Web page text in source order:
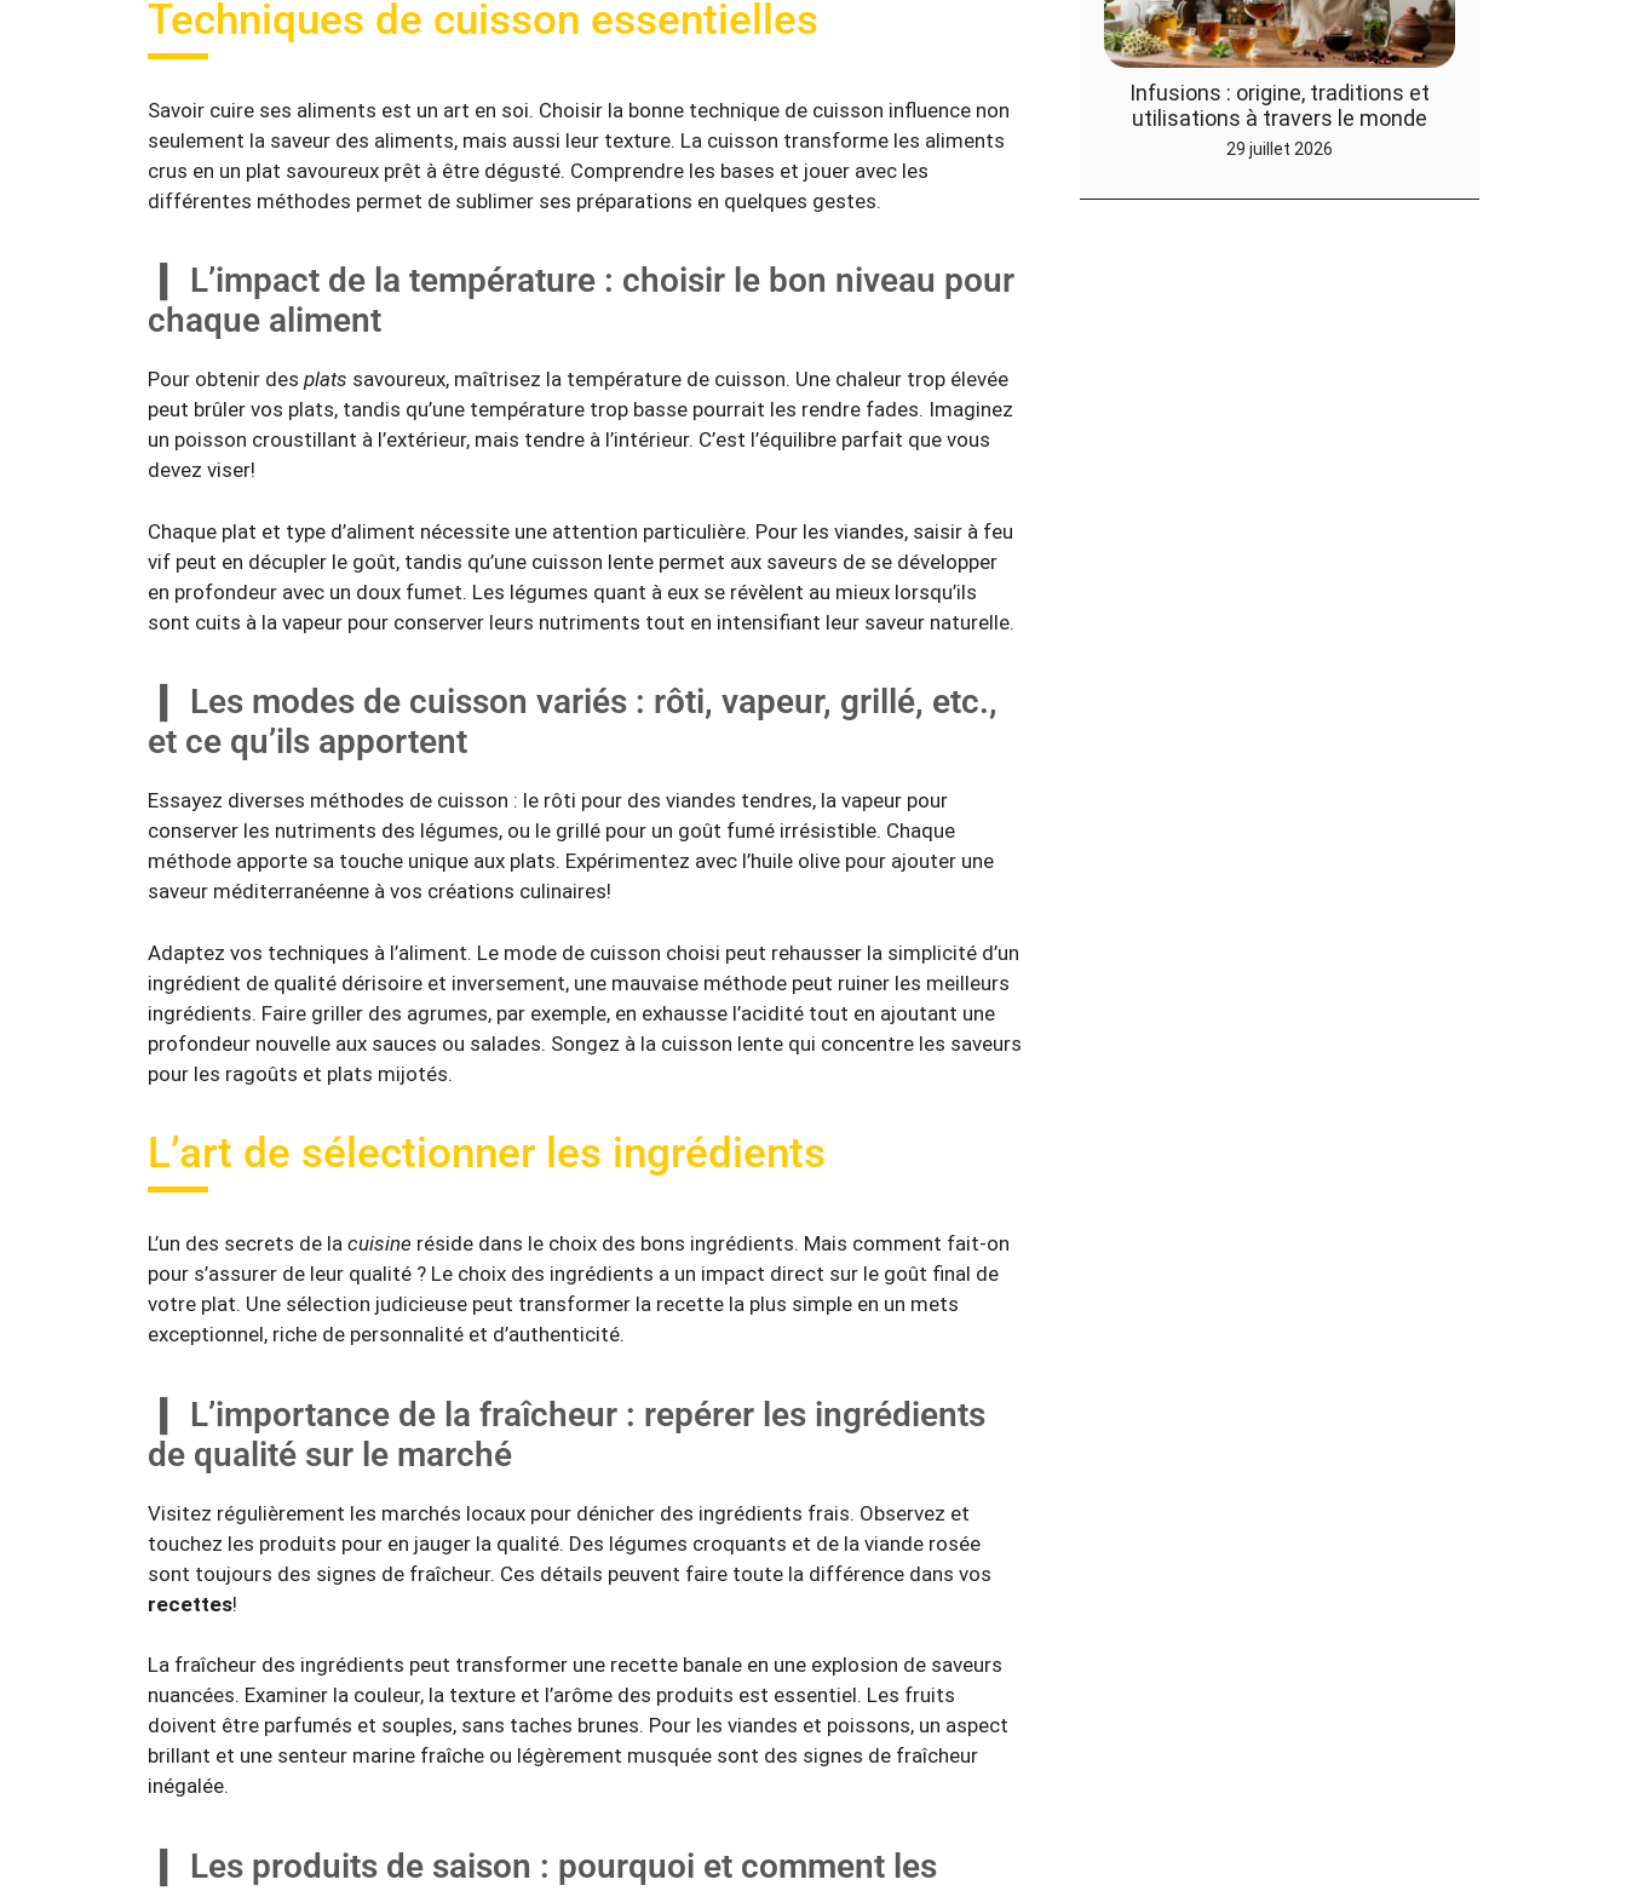
Techniques de cuisson essentielles
Savoir cuire ses aliments est un art en soi. Choisir la bonne technique de cuisson influence non
seulement la saveur des aliments, mais aussi leur texture. La cuisson transforme les aliments
crus en un plat savoureux prêt à être dégusté. Comprendre les bases et jouer avec les
différentes méthodes permet de sublimer ses préparations en quelques gestes.
L’impact de la température : choisir le bon niveau pour
chaque aliment
Pour obtenir des plats savoureux, maîtrisez la température de cuisson. Une chaleur trop élevée
peut brûler vos plats, tandis qu’une température trop basse pourrait les rendre fades. Imaginez
un poisson croustillant à l’extérieur, mais tendre à l’intérieur. C’est l’équilibre parfait que vous
devez viser!
Chaque plat et type d’aliment nécessite une attention particulière. Pour les viandes, saisir à feu
vif peut en décupler le goût, tandis qu’une cuisson lente permet aux saveurs de se développer
en profondeur avec un doux fumet. Les légumes quant à eux se révèlent au mieux lorsqu’ils
sont cuits à la vapeur pour conserver leurs nutriments tout en intensifiant leur saveur naturelle.
Les modes de cuisson variés : rôti, vapeur, grillé, etc.,
et ce qu’ils apportent
Essayez diverses méthodes de cuisson : le rôti pour des viandes tendres, la vapeur pour
conserver les nutriments des légumes, ou le grillé pour un goût fumé irrésistible. Chaque
méthode apporte sa touche unique aux plats. Expérimentez avec l’huile olive pour ajouter une
saveur méditerranéenne à vos créations culinaires!
Adaptez vos techniques à l’aliment. Le mode de cuisson choisi peut rehausser la simplicité d’un
ingrédient de qualité dérisoire et inversement, une mauvaise méthode peut ruiner les meilleurs
ingrédients. Faire griller des agrumes, par exemple, en exhausse l’acidité tout en ajoutant une
profondeur nouvelle aux sauces ou salades. Songez à la cuisson lente qui concentre les saveurs
pour les ragoûts et plats mijotés.
L’art de sélectionner les ingrédients
L’un des secrets de la cuisine réside dans le choix des bons ingrédients. Mais comment fait-on
pour s’assurer de leur qualité ? Le choix des ingrédients a un impact direct sur le goût final de
votre plat. Une sélection judicieuse peut transformer la recette la plus simple en un mets
exceptionnel, riche de personnalité et d’authenticité.
L’importance de la fraîcheur : repérer les ingrédients
de qualité sur le marché
Visitez régulièrement les marchés locaux pour dénicher des ingrédients frais. Observez et
touchez les produits pour en jauger la qualité. Des légumes croquants et de la viande rosée
sont toujours des signes de fraîcheur. Ces détails peuvent faire toute la différence dans vos
recettes!
La fraîcheur des ingrédients peut transformer une recette banale en une explosion de saveurs
nuancées. Examiner la couleur, la texture et l’arôme des produits est essentiel. Les fruits
doivent être parfumés et souples, sans taches brunes. Pour les viandes et poissons, un aspect
brillant et une senteur marine fraîche ou légèrement musquée sont des signes de fraîcheur
inégalée.
Les produits de saison : pourquoi et comment les
Infusions : origine, traditions et
utilisations à travers le monde
29 juillet 2026